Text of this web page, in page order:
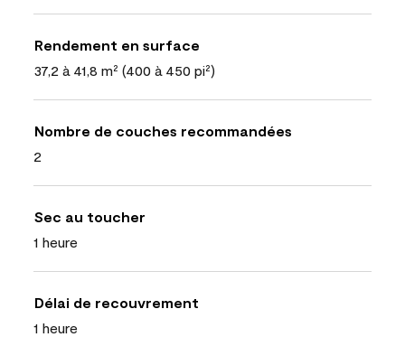
Rendement en surface
37,2 à 41,8 m² (400 à 450 pi²)
Nombre de couches recommandées
2
Sec au toucher
1 heure
Délai de recouvrement
1 heure